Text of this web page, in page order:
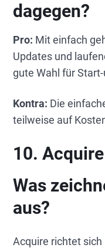
dagegen?
Pro: Mit einfach
Updates und
gute Wahl für
Kontra: Die
teilweise auf
10. Acquire
Was
aus?
Acquire richtet